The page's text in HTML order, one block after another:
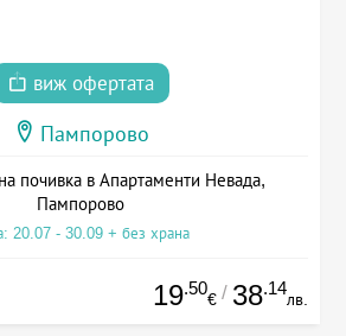
виж офертата
Пампорово
почивка в Апартаменти Невада,
Пампорово
20.07 - 30.09 + без храна
19.50
€ / 38.14
лв.